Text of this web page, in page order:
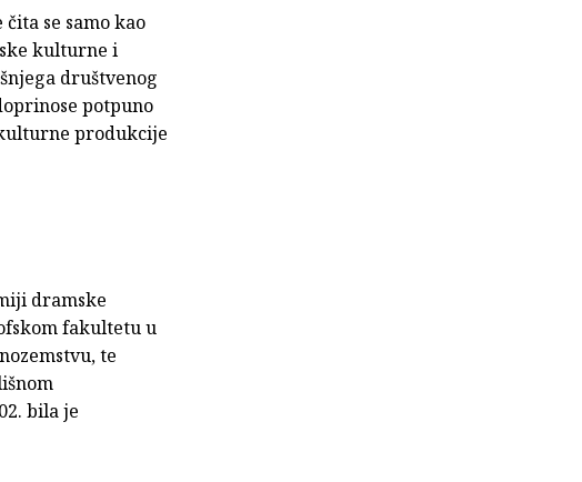
se samo kao
kulturne i
društvenog
potpuno
produkcije
dramske
fakultetu u
te
bila je